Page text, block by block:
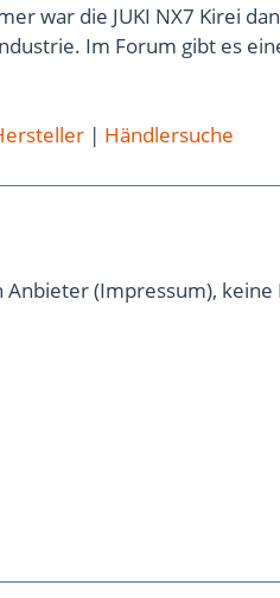
war die JUKI NX7 Kirei
Im Forum gibt es
| Händlersuche
Anbieter (Impressum),